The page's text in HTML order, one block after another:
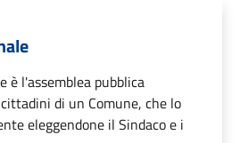
è l'assemblea pubblica
di un Comune, che lo
eleggendone il Sindaco e i